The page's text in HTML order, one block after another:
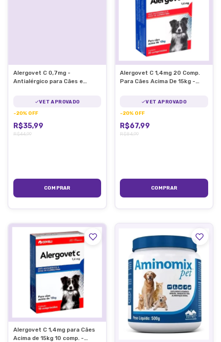
Alergovet C 0,7mg -
Antialérgico para Cães e
VET APROVADO
-20% OFF
R$35,99
R$44,99
Alergovet C 1,4mg 20 Comp.
Para Cães Acima De 15kg -
VET APROVADO
-20% OFF
R$67,99
R$84,99
Alergovet C 1,4mg para Cães
Acima de 15kg 10 comp. -